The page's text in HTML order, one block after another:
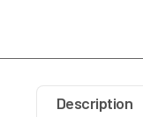
Description